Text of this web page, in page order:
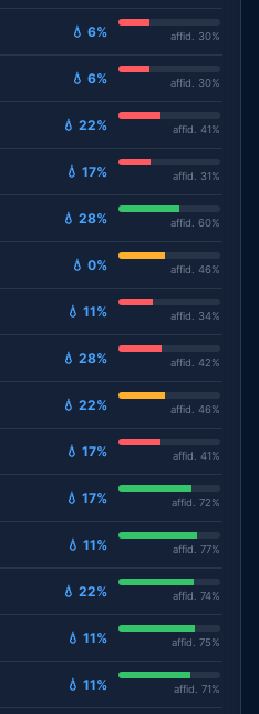
💧 6% affid. 30%
💧 6% affid. 30%
💧 22% affid. 41%
💧 17% affid. 31%
💧 28% affid. 60%
💧 0% affid. 46%
💧 11% affid. 34%
💧 28% affid. 42%
💧 22% affid. 46%
💧 17% affid. 41%
💧 17% affid. 72%
💧 11% affid. 77%
💧 22% affid. 74%
💧 11% affid. 75%
💧 11% affid. 71%